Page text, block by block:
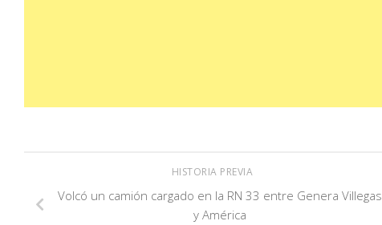
HISTORIA PREVIA
Volcó un camión cargado en la RN 33 entre Genera Villegas
y América